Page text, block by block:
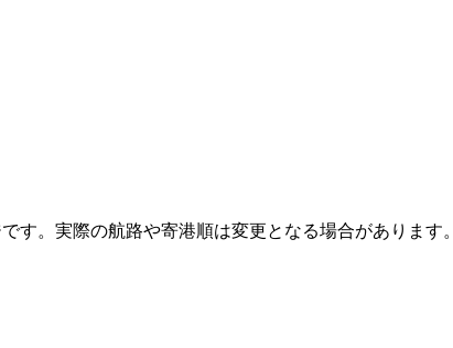
す。実際の航路や寄港順は変更となる場合があります。